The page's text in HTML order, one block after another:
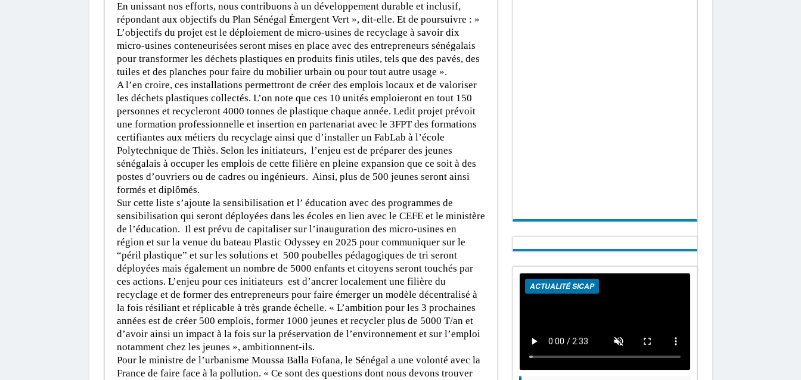
En unissant nos efforts, nous contribuons à un développement durable et inclusif,
répondant aux objectifs du Plan Sénégal Émergent Vert », dit-elle. Et de poursuivre : »
L’objectifs du projet est le déploiement de micro-usines de recyclage à savoir dix
micro-usines conteneurisées seront mises en place avec des entrepreneurs sénégalais
pour transformer les déchets plastiques en produits finis utiles, tels que des pavés, des
tuiles et des planches pour faire du mobilier urbain ou pour tout autre usage ».
A l’en croire, ces installations permettront de créer des emplois locaux et de valoriser
les déchets plastiques collectés. L’on note que ces 10 unités emploieront en tout 150
personnes et recycleront 4000 tonnes de plastique chaque année. Ledit projet prévoit
une formation professionnelle et insertion en partenariat avec le 3FPT des formations
certifiantes aux métiers du recyclage ainsi que d’installer un FabLab à l’école
Polytechnique de Thiès. Selon les initiateurs, l’enjeu est de préparer des jeunes
sénégalais à occuper les emplois de cette filière en pleine expansion que ce soit à des
postes d’ouvriers ou de cadres ou ingénieurs. Ainsi, plus de 500 jeunes seront ainsi
formés et diplômés.
Sur cette liste s’ajoute la sensibilisation et l’ éducation avec des programmes de
sensibilisation qui seront déployées dans les écoles en lien avec le CEFE et le ministère
de l’éducation. Il est prévu de capitaliser sur l’inauguration des micro-usines en
région et sur la venue du bateau Plastic Odyssey en 2025 pour communiquer sur le
“péril plastique” et sur les solutions et 500 poubelles pédagogiques de tri seront
déployées mais également un nombre de 5000 enfants et citoyens seront touchés par
ces actions. L’enjeu pour ces initiateurs est d’ancrer localement une filière du
recyclage et de former des entrepreneurs pour faire émerger un modèle décentralisé à
la fois résiliant et réplicable à très grande échelle. « L’ambition pour les 3 prochaines
années est de créer 500 emplois, former 1000 jeunes et recycler plus de 5000 T/an et
d’avoir ainsi un impact à la fois sur la préservation de l’environnement et sur l’emploi
notamment chez les jeunes », ambitionnent-ils.
Pour le ministre de l’urbanisme Moussa Balla Fofana, le Sénégal a une volonté avec la
France de faire face à la pollution. « Ce sont des questions dont nous devons trouver
ACTUALITÉ SICAP